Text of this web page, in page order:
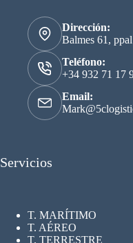
Dirección:
Balmes 61,
Teléfono:
+34 932 71 17
Email:
Servicios
T. MARÍTIMO
T. AÉREO
T. TERRESTRE